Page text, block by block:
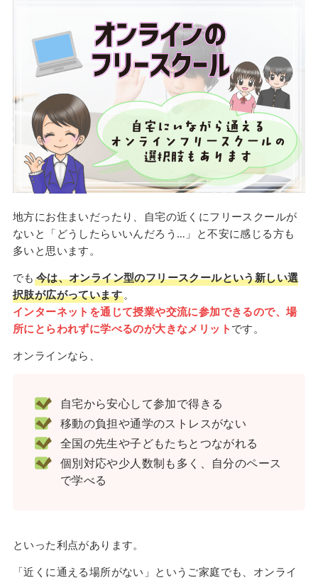
地方にお住まいだったり、自宅の近くにフリースクールが
ないと「どうしたらいいんだろう…」と不安に感じる方も
多いと思います。
でも 今は、オンライン型のフリースクールという新しい選
択肢が広がっています。
インターネットを通じて授業や交流に参加できるので、場
所にとらわれずに学べるのが大きなメリット です。
オンラインなら、
自宅から安心して参加で得きる
移動の負担や通学のストレスがない
全国の先生や子どもたちとつながれる
個別対応や少人数制も多く、自分のペース
で学べる
といった利点があります。
「近くに通える場所がない」というご家庭でも、オンライ